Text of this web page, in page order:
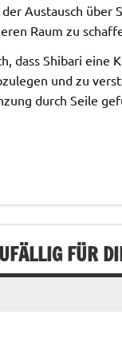
Austausch über
Raum zu
dass Shibari eine
und zu
durch Seile
FÜR